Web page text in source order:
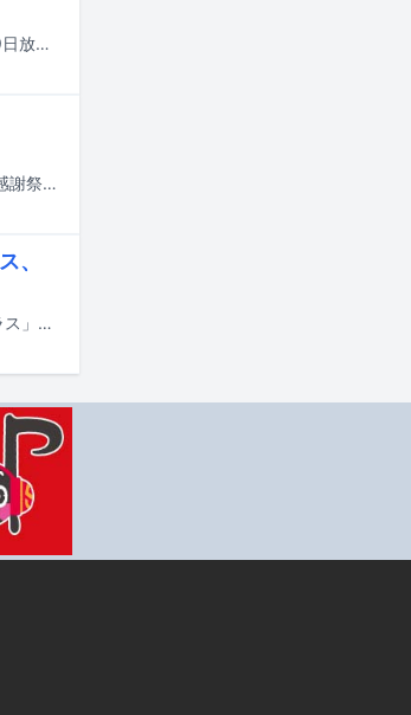
遠藤彩加里（Juice=Juice）、段原瑠々（Juice=Juice）、与那嶺瑠唯（THE RAMPAGE）が7月9日放送の日本テレビ系「秘密のケンミンSHOW 極」にゲスト出演する。
9月11～13日に東京・東京ガーデンシアターでライブイベント「CDTV ライブ！ライブ！秋の大感謝祭2026」が開催される。
、
7月18日にオンエアされるTBS系の夏の大型音楽特番「音楽の日2026」の新企画「DREAMコーラス」の詳細と、出演アーティスト第3弾が発表された。